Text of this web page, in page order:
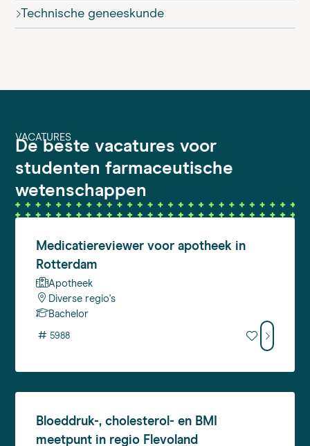
Technische geneeskunde
VACATURES
De beste vacatures voor
studenten farmaceutische
wetenschappen
Medicatiereviewervoor apotheek in
Rotterdam
Apotheek
Diverse regio's
Bachelor
# 5988
Bloeddruk-,cholesterol- en BMI
meetpunt in regio Flevoland